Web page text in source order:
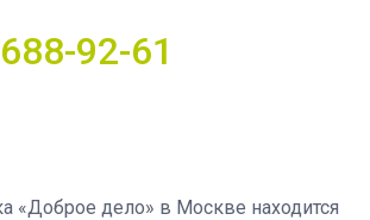
92-61
«Доброе дело» в Москве находится